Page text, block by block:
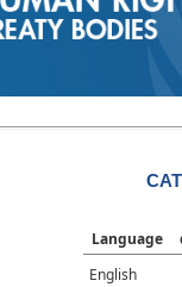
Language
English